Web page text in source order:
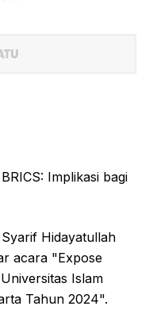
Implikasi bagi
Hidayatullah
acara "Expose
Islam
Tahun 2024".